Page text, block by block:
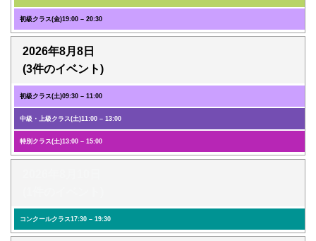
初級クラス(金)19:00 – 20:30
2026年8月8日
(3件のイベント)
初級クラス(土)09:30 – 11:00
中級・上級クラス(土)11:00 – 13:00
特別クラス(土)13:00 – 15:00
コンクールクラス17:30 – 19:30